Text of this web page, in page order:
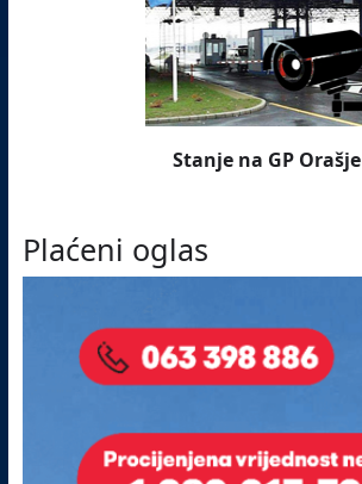
Stanje na GP Orašje
Plaćeni oglas